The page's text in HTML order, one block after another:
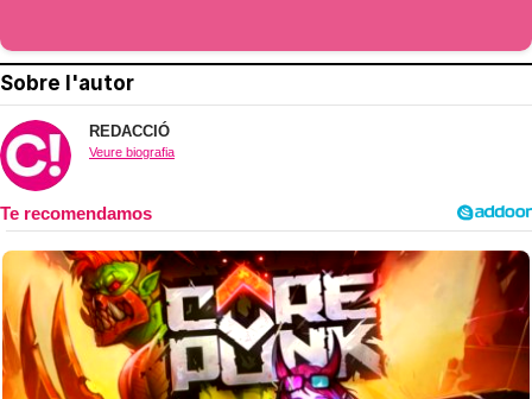
Sobre l'autor
REDACCIÓ
Veure biografia